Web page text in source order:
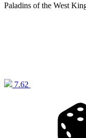
Paladins of the West
7.62